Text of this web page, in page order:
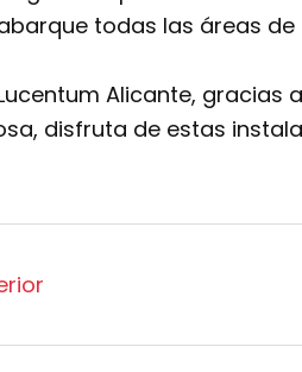
todas las áreas de
Alicante,
disfruta de estas